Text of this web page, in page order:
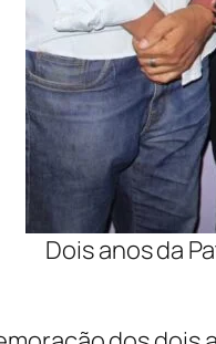
Dois anos da